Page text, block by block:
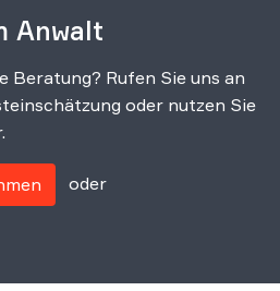
Anwalt
Beratung? Rufen Sie uns an
oder nutzen Sie
oder